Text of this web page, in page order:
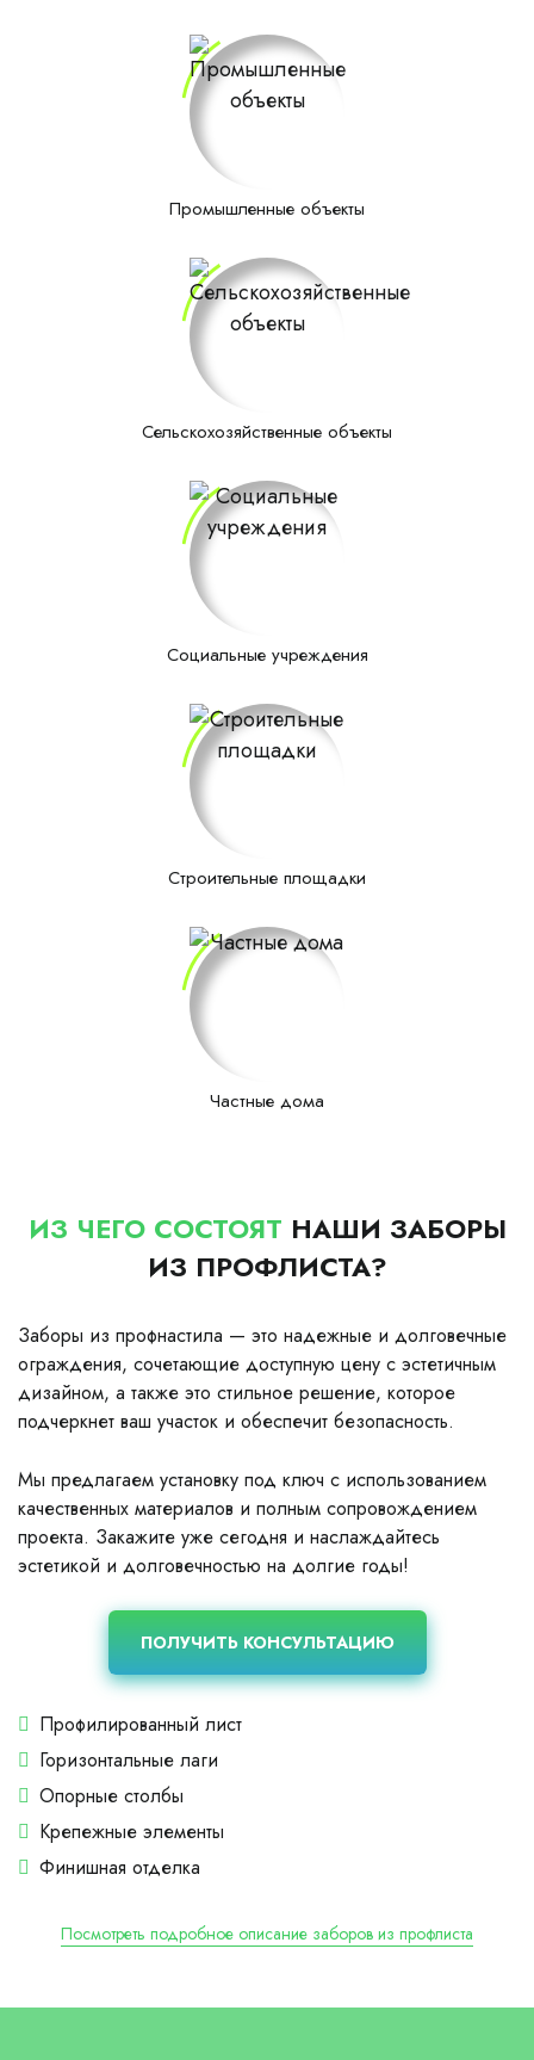
Промышленные объекты
Сельскохозяйственные объекты
Социальные учреждения
Строительные площадки
Частные дома
ИЗ ЧЕГО СОСТОЯТ НАШИ ЗАБОРЫ
ИЗ ПРОФЛИСТА?
Заборы из профнастила — это надежные и долговечные
ограждения, сочетающие доступную цену с эстетичным
дизайном, а также это стильное решение, которое
подчеркнет ваш участок и обеспечит безопасность.
Мы предлагаем установку под ключ с использованием
качественных материалов и полным сопровождением
проекта. Закажите уже сегодня и наслаждайтесь
эстетикой и долговечностью на долгие годы!
ПОЛУЧИТЬ КОНСУЛЬТАЦИЮ
Профилированный лист
Горизонтальные лаги
Опорные столбы
Крепежные элементы
Финишная отделка
Посмотреть подробное описание заборов из профлиста